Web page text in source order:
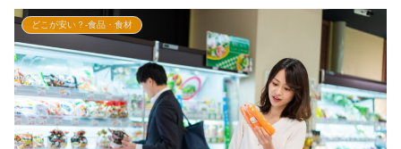
どこが安い？-食品・食材